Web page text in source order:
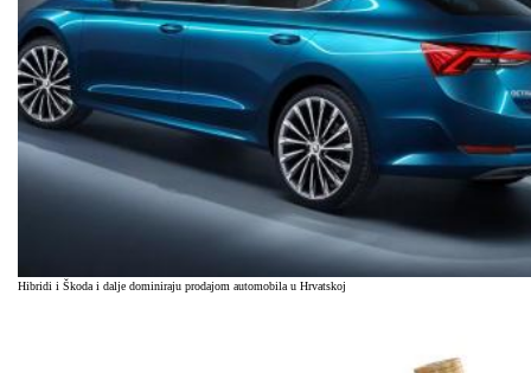
Hibridi i Škoda i dalje dominiraju prodajom automobila u Hrvatskoj